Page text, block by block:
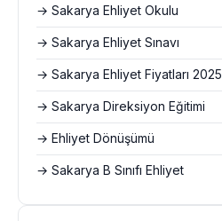
→ Sakarya Ehliyet Okulu
→ Sakarya Ehliyet Sınavı
→ Sakarya Ehliyet Fiyatları 2025
→ Sakarya Direksiyon Eğitimi
→ Ehliyet Dönüşümü
→ Sakarya B Sınıfı Ehliyet